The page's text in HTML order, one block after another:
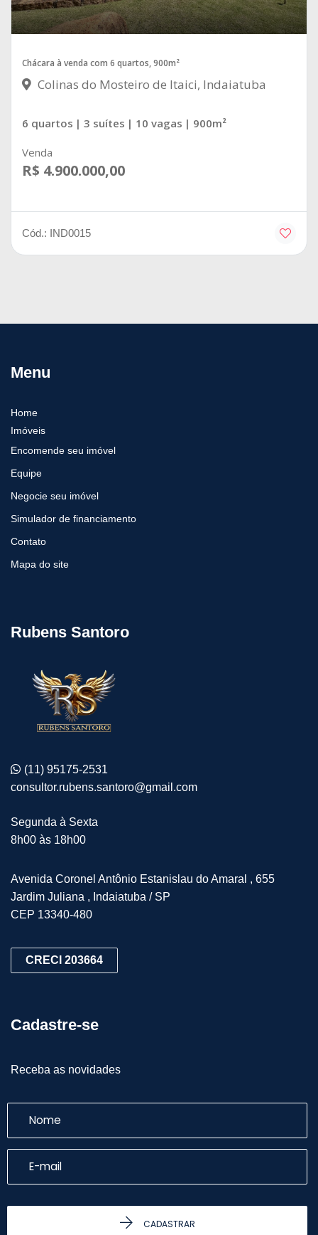
Chácara à venda com 6 quartos, 900m²
Colinas do Mosteiro de Itaici, Indaiatuba
6 quartos | 3 suítes | 10 vagas | 900m²
Venda
R$ 4.900.000,00
Cód.: IND0015
Menu
Home
Imóveis
Encomende seu imóvel
Equipe
Negocie seu imóvel
Simulador de financiamento
Contato
Mapa do site
Rubens Santoro
(11) 95175-2531
consultor.rubens.santoro@gmail.com
Segunda à Sexta
8h00 às 18h00
Avenida Coronel Antônio Estanislau do Amaral , 655
Jardim Juliana , Indaiatuba / SP
CEP 13340-480
CRECI 203664
Cadastre-se
Receba as novidades
CADASTRAR